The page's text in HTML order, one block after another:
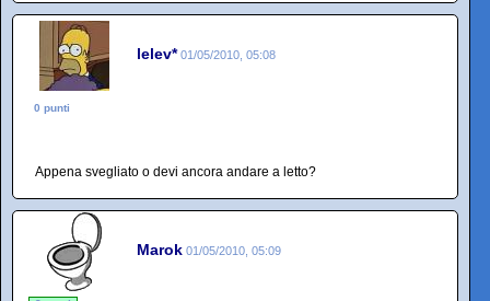
lelev* 01/05/2010, 05:08
0 punti
Appena svegliato o devi ancora andare a letto?
Marok 01/05/2010, 05:09